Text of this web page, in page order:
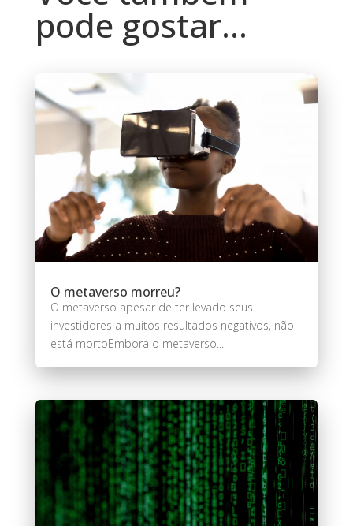
pode gostar…
O metaverso morreu?
O metaverso apesar de ter levado seus
investidores a muitos resultados negativos, não
está mortoEmbora o metaverso...